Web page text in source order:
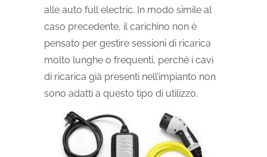
alle auto full electric. In modo simile al
caso precedente, il carichino non è
pensato per gestire sessioni di ricarica
molto lunghe o frequenti, perché i cavi
di ricarica già presenti nell’impianto non
sono adatti a questo tipo di utilizzo.